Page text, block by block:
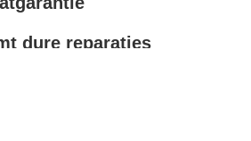
dure reparaties